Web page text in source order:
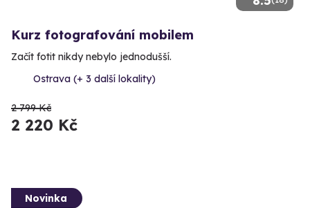
Kurz fotografování mobilem
Začít fotit nikdy nebylo jednodušší.
Ostrava (+ 3 další lokality)
2 799 Kč
2 220 Kč
Novinka